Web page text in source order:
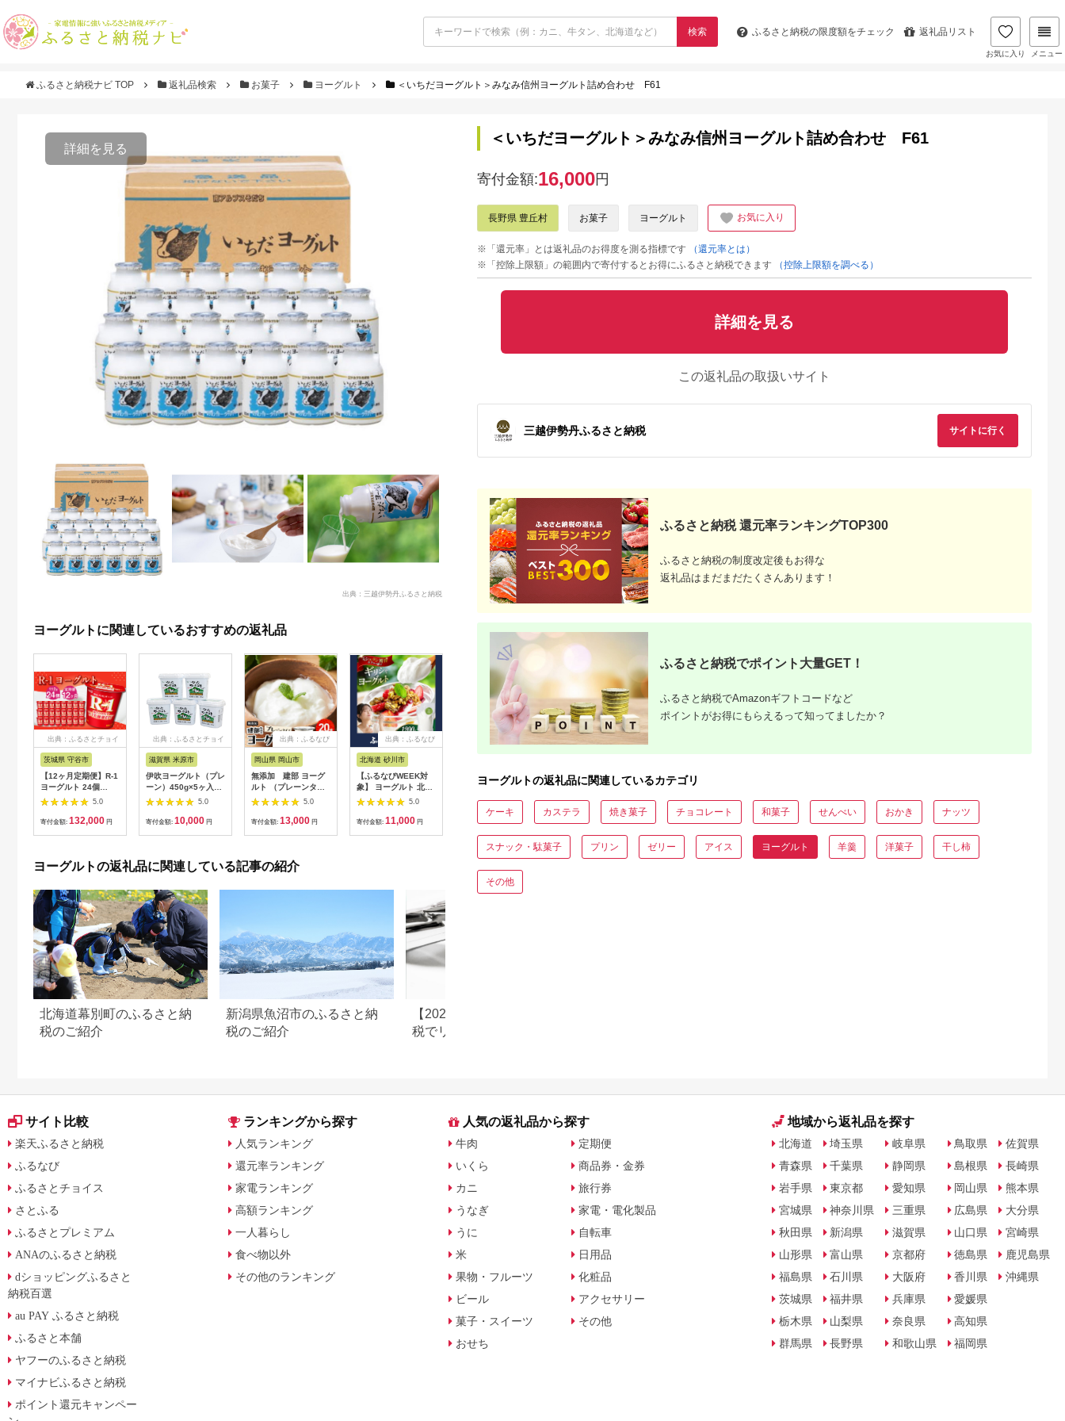
検索 ふるさと納税の限度額をチェック 返礼品リスト
お気に入り メニュー
ふるさと納税ナビ TOP 返礼品検索 お菓子 ヨーグルト ＜いちだヨーグルト＞みなみ信州ヨーグルト詰め合わせ F61
詳細を見る
出典：三越伊勢丹ふるさと納税
ヨーグルトに関連しているおすすめの返礼品
出典：ふるさとチョイ
茨城県 守谷市
【12ヶ月定期便】R-1
ヨーグルト 24個
112g×24個×12回 合
計288個 R-1 ヨーグル
ト プロビオヨーグル
5.0
寄付金額: 132,000 円
出典：ふるさとチョイ
滋賀県 米原市
伊吹ヨーグルト（プレ
ーン）450g×5ヶ入
[№5694-0509]5.0
寄付金額: 10,000 円
出典：ふるなび
岡山県 岡山市
無添加 建部 ヨーグ
ルト （プレーンタイ
プ） 20個 | ヨーグル
5.0
寄付金額: 13,000 円
出典：ふるなび
北海道 砂川市
【ふるなびWEEK対
象】 ヨーグルト 北海
道 ギリシャヨーグル
ト グリークヨーグル
ト 1200g
5.0
寄付金額: 11,000 円
【定期便：全3回】 の
むヨーグルト 900ml
125g 飲むヨーグルト
ヨーグルト ゴーダチ
ヶ月 月1回 朝食 おつ
まみ ふるさと納税 北
【1102203】
5.0
寄付金額:43,000円
【3か月定期便】ヤス
ダヨーグルト ミニミ
150g×25本×3回 ふる
さと納税限定 こだわ
ヨーグルト のむよー
ぐると ヨーグルト
5.0
寄付金額: 43,000円
【5か月定期便】ヤス
ダヨーグルト
トル こだわり生乳 新
鮮 濃厚 飲むヨーグル
ーグルト 1B08046
5.0
寄付金額:46,000円
ーグルト 飲むヨーグ
ルト r-1
5.0
寄付金額: 20,000円
5.0
寄付金額:14,000円
ヨーグルトの返礼品に関連している記事の紹介
北海道幕別町のふるさと納
税のご紹介
新潟県魚沼市のふるさと納
税のご紹介
【2026年最新】ふるさと納
税でリファ（ReFa）はもら
＜いちだヨーグルト＞みなみ信州ヨーグルト詰め合わせ F61
寄付金額:16,000円
長野県 豊丘村 お菓子 ヨーグルト お気に入り
※「還元率」とは返礼品のお得度を測る指標です
（還元率とは）
※「控除上限額」の範囲内で寄付するとお得にふるさと納税できます
（控除上限額を調べる）
詳細を見る
この返礼品の取扱いサイト
三越伊勢丹ふるさと納税 サイトに行く
ふるさと納税 還元率ランキングTOP300
ふるさと納税の制度改定後もお得な
返礼品はまだまだたくさんあります！
ふるさと納税でポイント大量GET！
ふるさと納税でAmazonギフトコードなど
ポイントがお得にもらえるって知ってましたか？
ヨーグルトの返礼品に関連しているカテゴリ
ケーキ カステラ 焼き菓子 チョコレート 和菓子 せんべい おかき ナッツ
スナック・駄菓子 プリン ゼリー アイス ヨーグルト 羊羹 洋菓子 干し柿
その他
サイト比較
楽天ふるさと納税
ふるなび
ふるさとチョイス
さとふる
ふるさとプレミアム
ANAのふるさと納税
dショッピングふるさと
納税百選
au PAY ふるさと納税
ふるさと本舗
ヤフーのふるさと納税
マイナビふるさと納税
ポイント還元キャンペー
ランキングから探す
人気ランキング
還元率ランキング
家電ランキング
高額ランキング
一人暮らし
食べ物以外
その他のランキング
人気の返礼品から探す
牛肉
いくら
カニ
うなぎ
うに
米
果物・フルーツ
ビール
菓子・スイーツ
おせち
定期便
商品券・金券
旅行券
家電・電化製品
自転車
日用品
化粧品
アクセサリー
その他
地域から返礼品を探す
北海道
青森県
岩手県
宮城県
秋田県
山形県
福島県
茨城県
栃木県
群馬県
埼玉県
千葉県
東京都
神奈川県
新潟県
富山県
石川県
福井県
山梨県
長野県
岐阜県
静岡県
愛知県
三重県
滋賀県
京都府
大阪府
兵庫県
奈良県
和歌山県
鳥取県
島根県
岡山県
広島県
山口県
徳島県
香川県
愛媛県
高知県
福岡県
佐賀県
長崎県
熊本県
大分県
宮崎県
鹿児島県
沖縄県